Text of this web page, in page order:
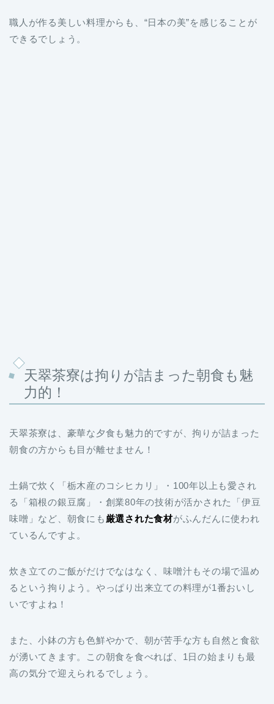
職人が作る美しい料理からも、“日本の美”を感じることが
できるでしょう。
天翠茶寮は拘りが詰まった朝食も魅
力的！
天翠茶寮は、豪華な夕食も魅力的ですが、拘りが詰まった
朝食の方からも目が離せません！
土鍋で炊く「栃木産のコシヒカリ」・100年以上も愛され
る「箱根の銀豆腐」・創業80年の技術が活かされた「伊豆
味噌」など、朝食にも 厳選された食材がふんだんに使われ
ているんですよ。
炊き立てのご飯がだけでなはなく、味噌汁もその場で温め
るという拘りよう。やっぱり出来立ての料理が1番おいし
いですよね！
また、小鉢の方も色鮮やかで、朝が苦手な方も自然と食欲
が湧いてきます。この朝食を食べれば、1日の始まりも最
高の気分で迎えられるでしょう。